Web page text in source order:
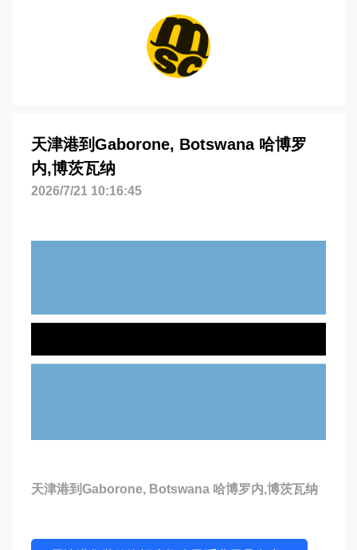
天津港到Gaborone, Botswana 哈博罗
内,博茨瓦纳
2026/7/21 10:16:45
天津港到Gaborone, Botswana 哈博罗内,博茨瓦纳